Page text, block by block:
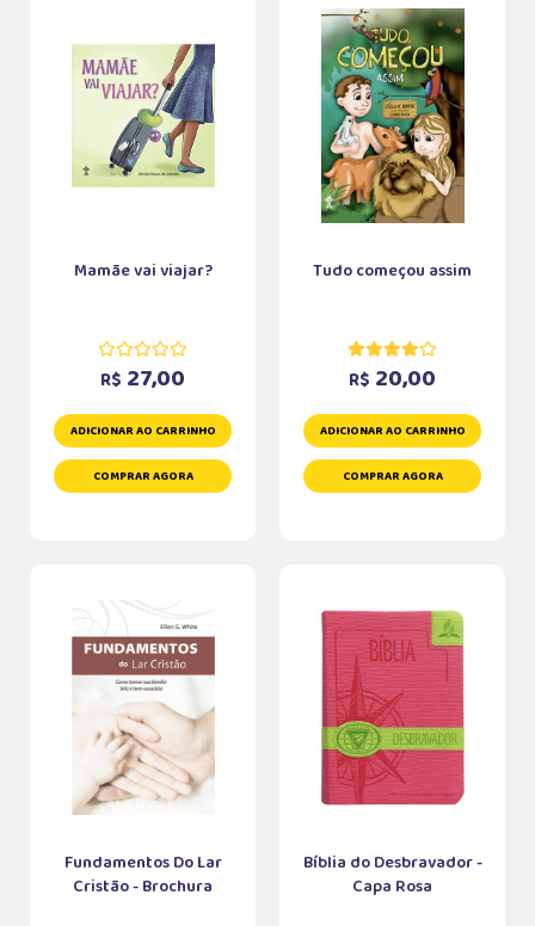
Mamãe vai viajar?
R$ 27,00
ADICIONAR AO CARRINHO
COMPRAR AGORA
Tudo começou assim
R$ 20,00
ADICIONAR AO CARRINHO
COMPRAR AGORA
Fundamentos Do Lar
Cristão - Brochura
Bíblia do Desbravador -
Capa Rosa